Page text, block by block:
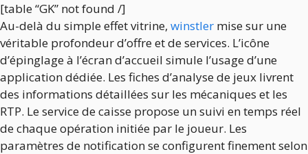
[table “GK” not found /]
Au-delà du simple effet vitrine, winstler mise sur une
véritable profondeur d’offre et de services. L’icône
d’épinglage à l’écran d’accueil simule l’usage d’une
application dédiée. Les fiches d’analyse de jeux livrent
des informations détaillées sur les mécaniques et les
RTP. Le service de caisse propose un suivi en temps réel
de chaque opération initiée par le joueur. Les
paramètres de notification se configurent finement selon